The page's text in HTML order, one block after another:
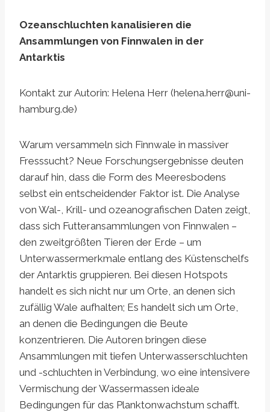
Ozeanschluchten kanalisieren die
Ansammlungen von Finnwalen in der
Antarktis
Kontakt zur Autorin: Helena Herr (helena.herr@uni-
hamburg.de)
Warum versammeln sich Finnwale in massiver
Fresssucht? Neue Forschungsergebnisse deuten
darauf hin, dass die Form des Meeresbodens
selbst ein entscheidender Faktor ist. Die Analyse
von Wal-, Krill- und ozeanografischen Daten zeigt,
dass sich Futteransammlungen von Finnwalen –
den zweitgrößten Tieren der Erde – um
Unterwassermerkmale entlang des Küstenschelfs
der Antarktis gruppieren. Bei diesen Hotspots
handelt es sich nicht nur um Orte, an denen sich
zufällig Wale aufhalten; Es handelt sich um Orte,
an denen die Bedingungen die Beute
konzentrieren. Die Autoren bringen diese
Ansammlungen mit tiefen Unterwasserschluchten
und -schluchten in Verbindung, wo eine intensivere
Vermischung der Wassermassen ideale
Bedingungen für das Planktonwachstum schafft.